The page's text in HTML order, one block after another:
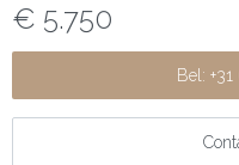
€ 5.750
Bel: